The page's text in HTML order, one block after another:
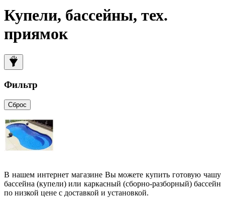
Купели, бассейны, тех.
приямок
Фильтр
Сброс
В нашем интернет магазине Вы можете купить готовую чашу
бассейна (купели) или каркасный (сборно-разборный) бассейн
по низкой цене с доставкой и установкой.